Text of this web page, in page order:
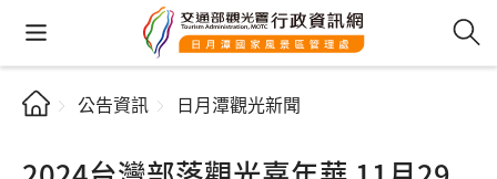
公告資訊 日月潭觀光新聞